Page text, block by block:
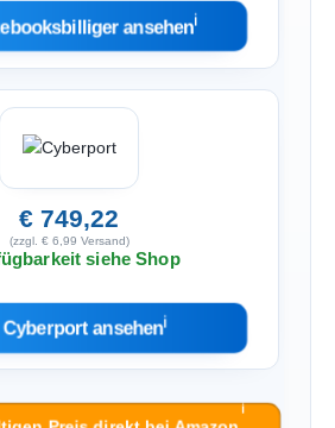
ansehenℹ︎
€ 749,22
(zzgl. € 6,99 Versand)
siehe Shop
Cyberport ansehenℹ︎
ℹ︎